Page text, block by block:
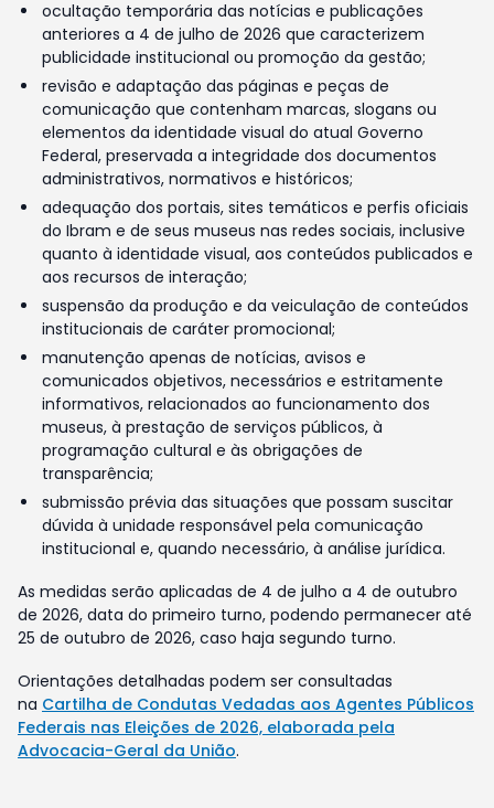
ocultação temporária das notícias e publicações
anteriores a 4 de julho de 2026 que caracterizem
publicidade institucional ou promoção da gestão;
revisão e adaptação das páginas e peças de
comunicação que contenham marcas, slogans ou
elementos da identidade visual do atual Governo
Federal, preservada a integridade dos documentos
administrativos, normativos e históricos;
adequação dos portais, sites temáticos e perfis oficiais
do Ibram e de seus museus nas redes sociais, inclusive
quanto à identidade visual, aos conteúdos publicados e
aos recursos de interação;
suspensão da produção e da veiculação de conteúdos
institucionais de caráter promocional;
manutenção apenas de notícias, avisos e
comunicados objetivos, necessários e estritamente
informativos, relacionados ao funcionamento dos
museus, à prestação de serviços públicos, à
programação cultural e às obrigações de
transparência;
submissão prévia das situações que possam suscitar
dúvida à unidade responsável pela comunicação
institucional e, quando necessário, à análise jurídica.
As medidas serão aplicadas de 4 de julho a 4 de outubro
de 2026, data do primeiro turno, podendo permanecer até
25 de outubro de 2026, caso haja segundo turno.
Orientações detalhadas podem ser consultadas
na Cartilha de Condutas Vedadas aos Agentes Públicos
Federais nas Eleições de 2026, elaborada pela
Advocacia-Geral da União.